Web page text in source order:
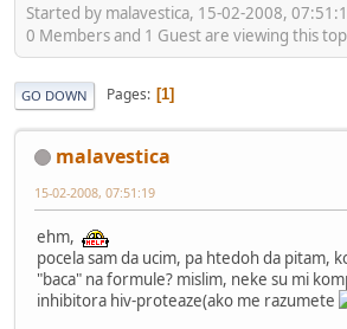
Started by malavestica, 15-02-2008,
0 Members and 1 Guest are viewing this
GO DOWN Pages 1
malavestica
15-02-2008, 07:51:19
ehm,
pocela sam da ucim, pa htedoh da pitam,
"baca" na formule? mislim, neke su mi
inhibitora hiv-proteaze(ako me razumete